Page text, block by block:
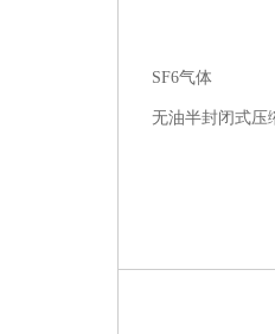
SF6气体
无油半封闭式压